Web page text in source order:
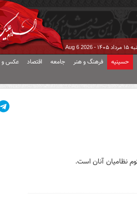
۱۴۰۵ - Aug 6 2026
حسینیه فرهنگ و هنر جامعه اقتصاد عکس و
نظامیان آنان است.